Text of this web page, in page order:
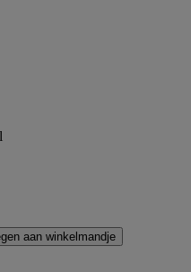
aan winkelmandje